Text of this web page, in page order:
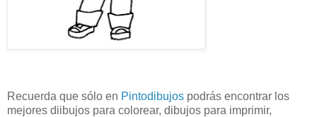
Recuerda que sólo en Pintodibujos podrás encontrar los
mejores diibujos para colorear, dibujos para imprimir,